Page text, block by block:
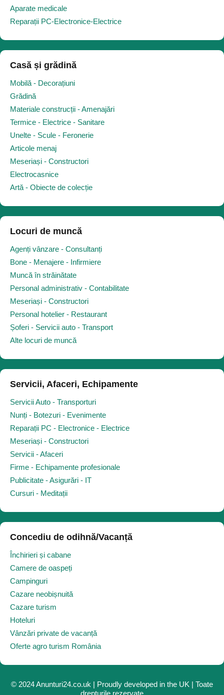
Aparate medicale
Reparații PC-Electronice-Electrice
Casă și grădină
Mobilă - Decorațiuni
Grădină
Materiale construcții - Amenajări
Termice - Electrice - Sanitare
Unelte - Scule - Feronerie
Articole menaj
Meseriași - Constructori
Electrocasnice
Artă - Obiecte de colecție
Locuri de muncă
Agenți vânzare - Consultanți
Bone - Menajere - Infirmiere
Muncă în străinătate
Personal administrativ - Contabilitate
Meseriași - Constructori
Personal hotelier - Restaurant
Șoferi - Servicii auto - Transport
Alte locuri de muncă
Servicii, Afaceri, Echipamente
Servicii Auto - Transporturi
Nunți - Botezuri - Evenimente
Reparații PC - Electronice - Electrice
Meseriași - Constructori
Servicii - Afaceri
Firme - Echipamente profesionale
Publicitate - Asigurări - IT
Cursuri - Meditații
Concediu de odihnă/Vacanță
Închirieri și cabane
Camere de oaspeți
Campinguri
Cazare neobișnuită
Cazare turism
Hoteluri
Vânzări private de vacanță
Oferte agro turism România
© 2024 Anunturi24.co.uk | Proudly developed in the UK | Toate
drepturile rezervate